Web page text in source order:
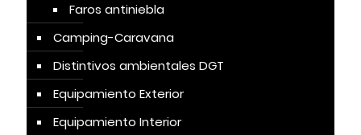
Faros antiniebla
Camping-Caravana
Distintivos ambientales DGT
Equipamiento Exterior
Equipamiento Interior